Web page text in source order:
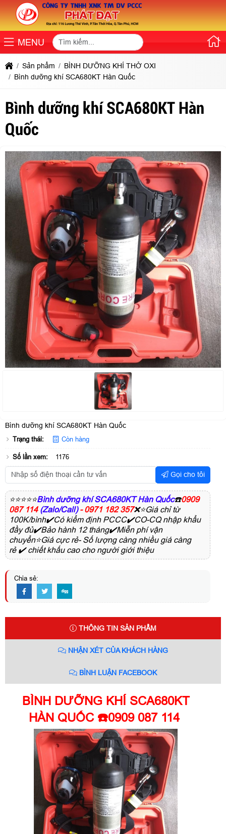
MENU
Sản phẩm
BÌNH DƯỠNG KHÍ THỞ OXI
Bình dưỡng khí SCA680KT Hàn Quốc
Bình dưỡng khí SCA680KT Hàn
Quốc
Bình dưỡng khí SCA680KT Hàn Quốc
Trạng thái: Còn hàng
Số lần xem: 1176
Gọi cho tôi
⭐⭐⭐⭐⭐Bình dưỡng khí SCA680KT Hàn Quốc☎️0909
087 114 (Zalo/Call) - 0971 182 357❌⭐Giá chỉ từ
100K/bình✔️Có kiểm định PCCC✔️CO-CQ nhập khẩu
đầy đủ✔️Bảo hành 12 tháng✔️Miễn phí vận
chuyển⭐Giá cực rẻ- Số lượng càng nhiều giá càng
rẻ ✔️ chiết khấu cao cho người giới thiệu
Chia sẻ:
THÔNG TIN SẢN PHẨM
NHẬN XÉT CỦA KHÁCH HÀNG
BÌNH LUẬN FACEBOOK
BÌNH DƯỠNG KHÍ SCA680KT
HÀN QUỐC ☎️0909 087 114